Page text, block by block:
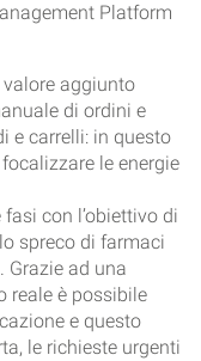
Platform
aggiunto
di ordini e
e carrelli: in questo
le energie
con l’obiettivo di
spreco di farmaci
Grazie ad una
reale è possibile
e questo
le richieste urgenti